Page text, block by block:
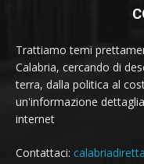
Trattiamo temi
Calabria, cercando di
terra, dalla politica al
un'informazione
internet
Contattaci: